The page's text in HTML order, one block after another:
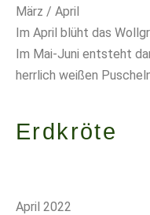
März / April
Im April blüht das
Im Mai-Juni entsteht
herrlich weißen
Erdkröte
April 2022